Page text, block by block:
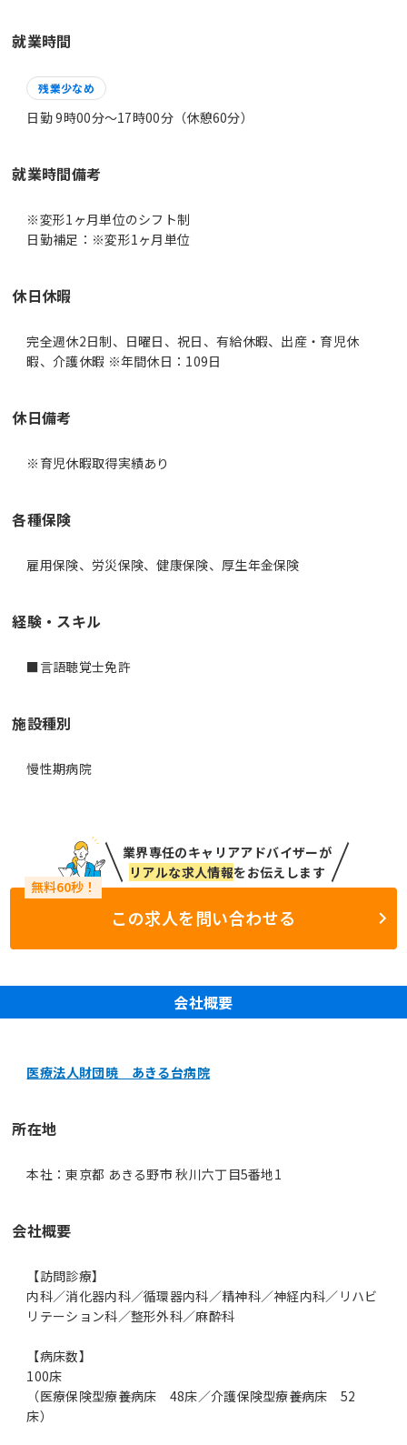
就業時間
残業少なめ
日勤 9時00分〜17時00分（休憩60分）
就業時間備考
※変形1ヶ月単位のシフト制
休日休暇
完全週休2日制、日曜日、祝日、有給休暇、出産・育児休
暇、介護休暇 ※年間休日：109日
休日備考
※育児休暇取得実績あり
各種保険
雇用保険、労災保険、健康保険、厚生年金保険
経験・スキル
■言語聴覚士免許
施設種別
慢性期病院
業界専任のキャリアアドバイザーが
リアルな求人情報をお伝えします
この求人を問い合わせる
会社概要
医療法人財団暁 あきる台病院
所在地
本社：東京都 あきる野市 秋川六丁目5番地1
会社概要
【訪問診療】
内科／消化器内科／循環器内科／精神科／神経内科／リハビ
リテーション科／整形外科／麻酔科
【病床数】
100床
（医療保険型療養病床 48床／介護保険型療養病床 52
床）